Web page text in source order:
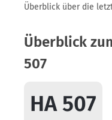
Überblick über die
Überblick
507
HA 507